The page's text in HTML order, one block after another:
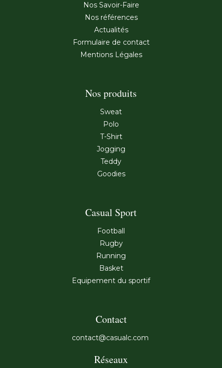
Nos Savoir-Faire
Nos références
Actualités
Formulaire de contact
Mentions Légales
Nos produits
Sweat
Polo
T-Shirt
Jogging
Teddy
Goodies
Casual Sport
Football
Rugby
Running
Basket
Equipement du sportif
Contact
contact@casualc.com
Réseaux